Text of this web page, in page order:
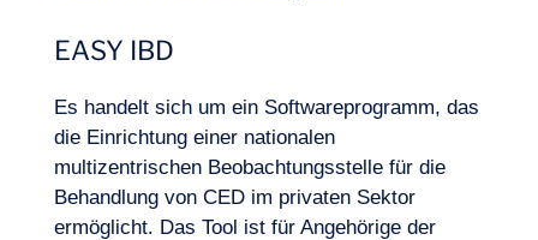
EASY IBD
Es handelt sich um ein Softwareprogramm, das
die Einrichtung einer nationalen
multizentrischen Beobachtungsstelle für die
Behandlung von CED im privaten Sektor
ermöglicht. Das Tool ist für Angehörige der